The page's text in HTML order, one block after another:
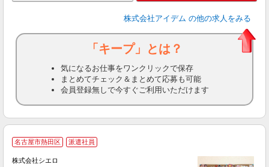
株式会社アイデム の他の求人をみる
「キープ」とは？
気になるお仕事をワンクリックで保存
まとめてチェック＆まとめて応募も可能
会員登録無しで今すぐご利用いただけます
名古屋市熱田区 派遣社員
株式会社シエロ